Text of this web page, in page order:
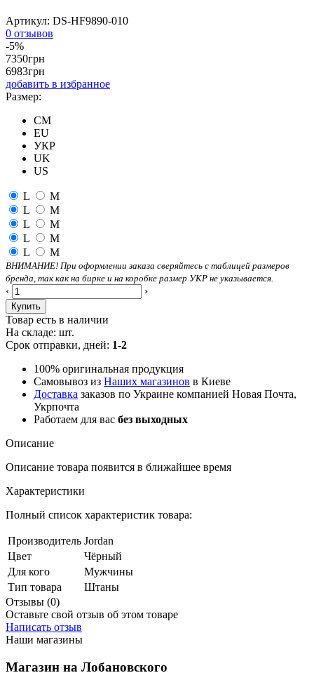
Артикул: DS-HF9890-010
0 отзывов
-5%
7350грн
6983грн
добавить в избранное
Размер:
CM
EU
УКР
UK
US
L
M
L
M
L
M
L
M
L
M
ВНИМАНИЕ! При оформлении заказа сверяйтесь с таблицей размеров
бренда, так как на бирке и на коробке размер УКР не указывается.
‹ ›
Купить
Товар есть в наличии
На складе: шт.
Срок отправки, дней: 1-2
100% оригинальная продукция
Самовывоз из Наших магазинов в Киеве
Доставка заказов по Украине компанией Новая Почта,
Укрпочта
Работаем для вас без выходных
Описание
Описание товара появится в ближайшее время
Характеристики
Полный список характеристик товара:
Производитель Jordan
Цвет
Чёрный
Для кого
Мужчины
Тип товара
Штаны
Отзывы (0)
Оставьте свой отзыв об этом товаре
Написать отзыв
Наши магазины
Магазин на Лобановского